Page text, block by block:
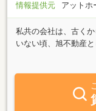
情報提供元
アットホ
私共の会社は、古く
いない頃、旭不動産
故郡司ミツは、福島
て頂いております。
でお客様に接してい